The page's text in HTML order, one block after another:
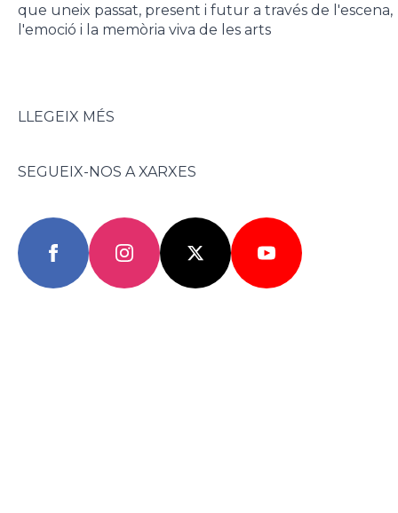
que uneix passat, present i futur a través de l'escena,
l'emoció i la memòria viva de les arts
LLEGEIX MÉS
SEGUEIX-NOS A XARXES